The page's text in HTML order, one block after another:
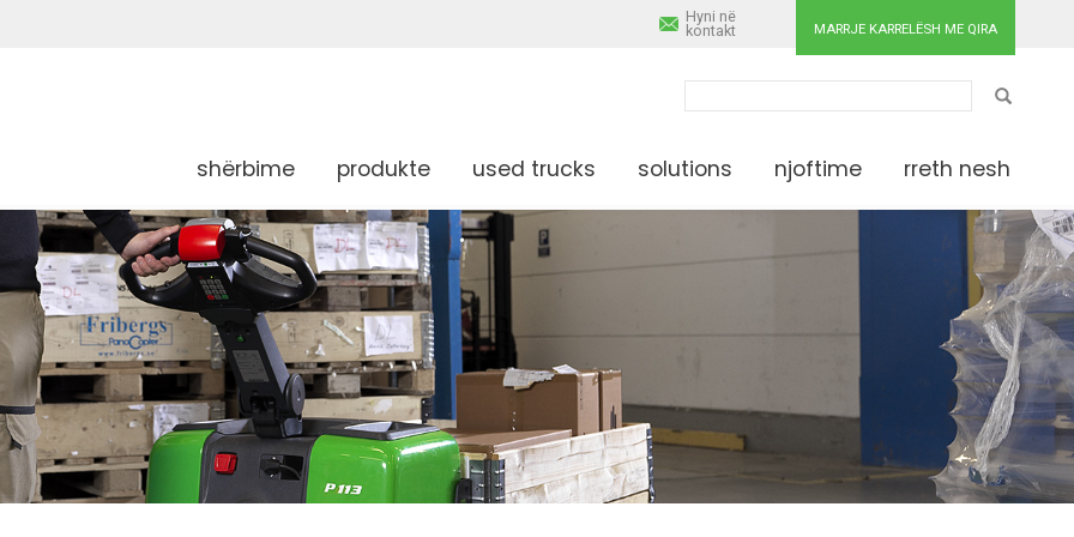
MARRJE KARRELËSH ME QIRA
Hyni në
kontakt
KËRKO
shërbime produkte used trucks solutions njoftime rreth nesh